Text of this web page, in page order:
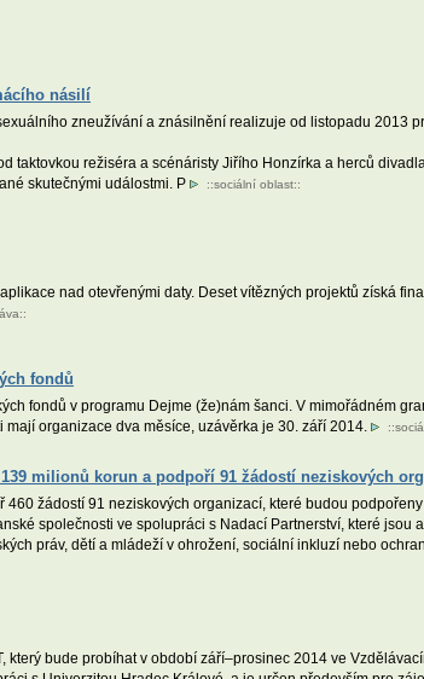
násilí
zneužívání a znásilnění realizuje od listopadu 2013
taktovkou režiséra a scénáristy Jiřího Honzírka a herců
skutečnými událostmi. P
::sociální oblast::
nad otevřenými daty. Deset vítězných projektů získá
::
fondů
fondů v programu Dejme (že)nám šanci. V mimořádném
organizace dva měsíce, uzávěrka je 30. září 2014.
::
milionů korun a podpoří 91 žádostí neziskových
žádostí 91 neziskových organizací, které budou
společnosti ve spolupráci s Nadací Partnerství, které jsou
práv, dětí a mládeží v ohrožení, sociální inkluzí nebo
který bude probíhat v období září–prosinec 2014 ve